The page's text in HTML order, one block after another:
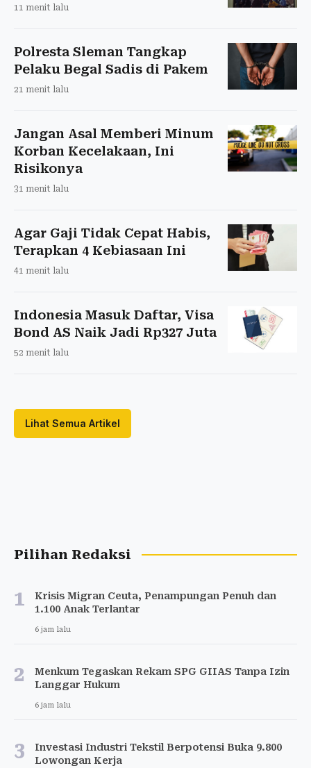
11 menit lalu
Polresta Sleman Tangkap
Pelaku Begal Sadis di Pakem
21 menit lalu
Jangan Asal Memberi Minum
Korban Kecelakaan, Ini
Risikonya
31 menit lalu
Agar Gaji Tidak Cepat Habis,
Terapkan 4 Kebiasaan Ini
41 menit lalu
Indonesia Masuk Daftar, Visa
Bond AS Naik Jadi Rp327 Juta
52 menit lalu
Lihat Semua Artikel
Pilihan Redaksi
1
Krisis Migran Ceuta, Penampungan Penuh dan
1.100 Anak Terlantar
6 jam lalu
2
Menkum Tegaskan Rekam SPG GIIAS Tanpa Izin
Langgar Hukum
6 jam lalu
3
Investasi Industri Tekstil Berpotensi Buka 9.800
Lowongan Kerja